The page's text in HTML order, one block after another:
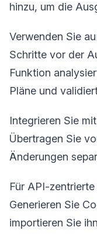
hinzu, um die
Verwenden Sie
Schritte vor der
Funktion
Pläne und
Integrieren Sie
Übertragen Sie
Änderungen
Für API-
Generieren Sie
importieren Sie